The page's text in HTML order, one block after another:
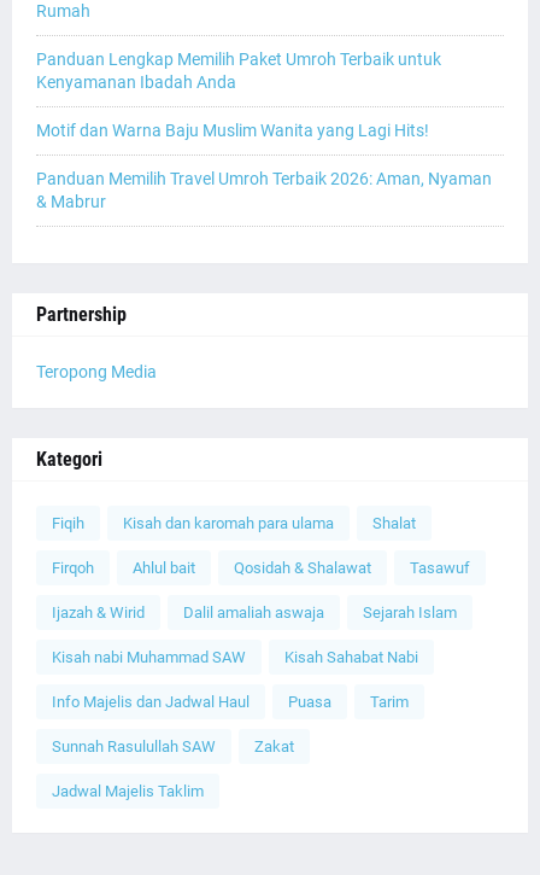
Rumah
Panduan Lengkap Memilih Paket Umroh Terbaik untuk
Kenyamanan Ibadah Anda
Motif dan Warna Baju Muslim Wanita yang Lagi Hits!
Panduan Memilih Travel Umroh Terbaik 2026: Aman, Nyaman
& Mabrur
Partnership
Teropong Media
Kategori
Fiqih Kisah dan karomah para ulama Shalat
Firqoh Ahlul bait Qosidah & Shalawat Tasawuf
Ijazah & Wirid Dalil amaliah aswaja Sejarah Islam
Kisah nabi Muhammad SAW Kisah Sahabat Nabi
Info Majelis dan Jadwal Haul Puasa Tarim
Sunnah Rasulullah SAW Zakat
Jadwal Majelis Taklim